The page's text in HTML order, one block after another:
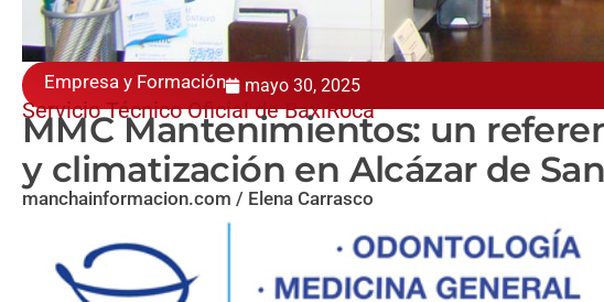
Empresa y Formación mayo 30, 2025
Servicio Técnico Oficial de BaxiRoca
MMC Mantenimientos: un
y climatización en Alcázar de
manchainformacion.com / Elena Carrasco